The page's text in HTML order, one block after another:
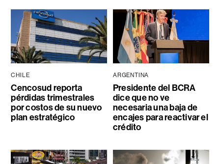
CHILE
Cencosud reporta
pérdidas trimestrales
por costos de su nuevo
plan estratégico
ARGENTINA
Presidente del BCRA
dice que no ve
necesaria una baja de
encajes para reactivar el
crédito